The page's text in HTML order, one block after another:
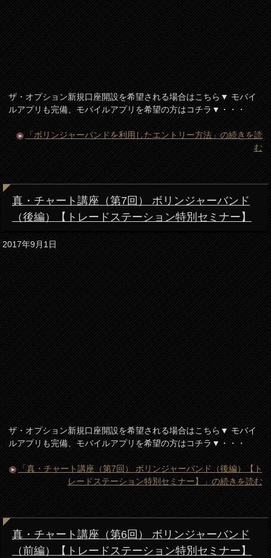
ザ・オプション新規口座開設を希望される場合はこちら▼ モバイ
ルアプリも完備、モバイルアプリを希望の方はコチラ▼・・・
「ボリンジャーバンドを利用したエントリー方法」の続きを読
む
真・チャート講座（第7回） ボリンジャーバンド
（後編）【トレードステーション特別セミナー】
2017年9月1日
ザ・オプション新規口座開設を希望される場合はこちら▼ モバイ
ルアプリも完備、モバイルアプリを希望の方はコチラ▼・・・
「真・チャート講座（第7回） ボリンジャーバンド（後編）【ト
レードステーション特別セミナー】」の続きを読む
真・チャート講座（第6回） ボリンジャーバンド
（前編）【トレードステーション特別セミナー】